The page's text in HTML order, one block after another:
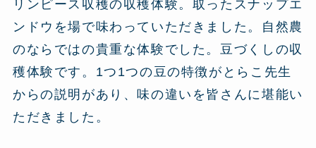
リンピース収穫の収穫体験。取ったスナップエ
ンドウを場で味わっていただきました。自然農
のならではの貴重な体験でした。豆づくしの収
穫体験です。1つ1つの豆の特徴がとらこ先生
からの説明があり、味の違いを皆さんに堪能い
ただきました。